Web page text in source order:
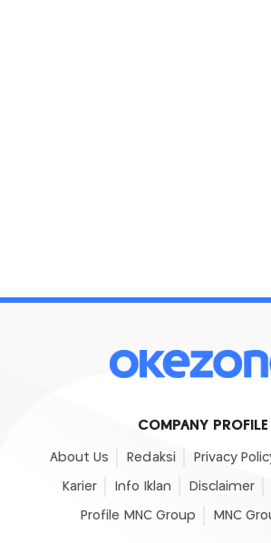
COMPANY PROFILE
About Us Redaksi Privacy
Karier Info Iklan Disclaimer
Profile MNC Group MNC